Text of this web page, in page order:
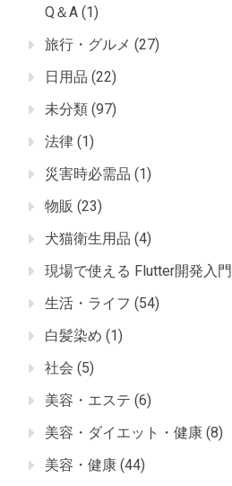
Q＆A (1)
旅行・グルメ (27)
日用品 (22)
未分類 (97)
法律 (1)
災害時必需品 (1)
物販 (23)
犬猫衛生用品 (4)
現場で使える Flutter開発入門
生活・ライフ (54)
白髪染め (1)
社会 (5)
美容・エステ (6)
美容・ダイエット・健康 (8)
美容・健康 (44)